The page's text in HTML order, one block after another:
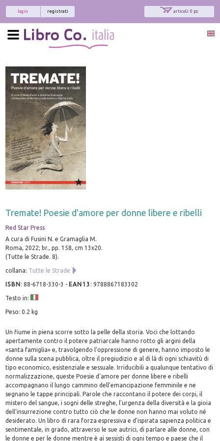
articoli: 0 pz.
registrati
login
Tremate! Poesie d'amore per donne libere e ribelli
Red Star Press
A cura di Fusini N. e Gramaglia M.
Roma, 2022; br., pp. 158, cm 13x20.
(Tutte le Strade. 8).
collana: Tutte le Strade
ISBN:88-6718-330-3 - EAN13 :9788867183302
Testo in:
Peso: 0.2 kg
Un fiume in piena scorre sotto la pelle della storia. Voci che lottando
apertamente contro il potere patriarcale hanno rotto gli argini della
«santa famiglia» e, travolgendo l'oppressione di genere, hanno imposto le
donne sulla scena pubblica, oltre il pregiudizio e al di là di ogni schiavitù di
tipo economico, esistenziale e sessuale. Irriducibili a qualunque tentativo di
normalizzazione, queste Poesie d'amore per donne libere e ribelli
accompagnano il lungo cammino dell'emancipazione femminile e ne
segnano le tappe principali. Parole che raccontano il potere dei corpi, il
mistero del sangue, i sogni delle streghe, l'urgenza della diversità e la gioia
dell'insurrezione contro tutto ciò che le donne non hanno mai voluto né
desiderato. Un libro di rara forza espressiva e d'ispirata sapienza politica e
sentimentale, in grado, attraverso le sue autrici, di parlare alle donne, con
le donne e per le donne mentre è ai sessisti di ogni tempo e paese che il